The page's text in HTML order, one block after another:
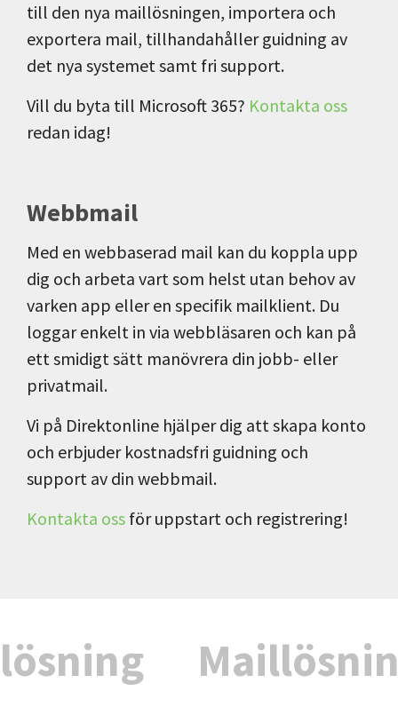
till den nya maillösningen, importera och
exportera mail, tillhandahåller guidning av
det nya systemet samt fri support.
Vill du byta till Microsoft 365? Kontakta oss
redan idag!
Webbmail
Med en webbaserad mail kan du koppla upp
dig och arbeta vart som helst utan behov av
varken app eller en specifik mailklient. Du
loggar enkelt in via webbläsaren och kan på
ett smidigt sätt manövrera din jobb- eller
privatmail.
Vi på Direktonline hjälper dig att skapa konto
och erbjuder kostnadsfri guidning och
support av din webbmail.
Kontakta oss för uppstart och registrering!